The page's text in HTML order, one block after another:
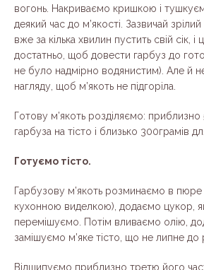
вогонь. Накриваємо кришкою і
деякий час до м’якості. Зазвичай
вже за кілька хвилин пустить свій сік, і
достатньо, щоб довести гарбуз до
не було надмірно водянистим). Але й
нагляду, щоб м’якоть не підгоріла.
Готову м’якоть розділяємо: приблизно
гарбуза на тісто і близько 300грамів
Готуємо тісто.
Гарбузову м’якоть розминаємо в
кухонною виделкою), додаємо цукор,
перемішуємо. Потім вливаємо олію,
замішуємо м’яке тісто, що не липне до
Відщипуємо приблизно третю його